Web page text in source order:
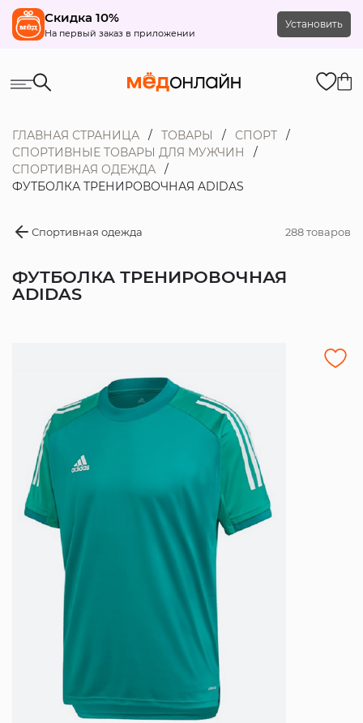
Скидка 10%
На первый заказ в приложении
Установить
ГЛАВНАЯ СТРАНИЦА ТОВАРЫ
СПОРТ
СПОРТИВНЫЕ ТОВАРЫ ДЛЯ МУЖЧИН
СПОРТИВНАЯ ОДЕЖДА
ФУТБОЛКА ТРЕНИРОВОЧНАЯ ADIDAS
Спортивная одежда 288 товаров
ФУТБОЛКА ТРЕНИРОВОЧНАЯ
ADIDAS